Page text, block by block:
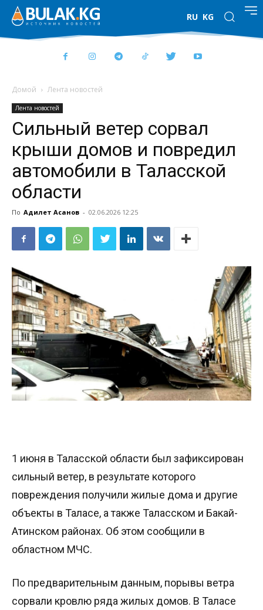
RU KG
Домой Лента новостей
Лента новостей
Сильный ветер сорвал
крыши домов и повредил
автомобили в Таласской
области
По Адилет Асанов - 02.06.2026 12:25
1 июня в Таласской области был зафиксирован
сильный ветер, в результате которого
повреждения получили жилые дома и другие
объекты в Таласе, а также Таласском и Бакай-
Атинском районах. Об этом сообщили в
областном МЧС.
По предварительным данным, порывы ветра
сорвали кровлю ряда жилых домов. В Таласе